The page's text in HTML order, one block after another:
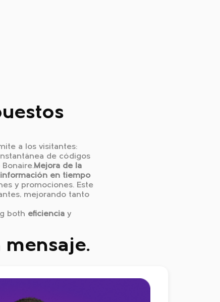
a los visitantes:
de códigos
Mejora de la
en tiempo
y promociones. Este
mejorando tanto
both eficiencia y
mensaje.